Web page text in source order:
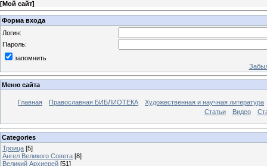
[Мой сайт]
Форма входа
Логин:
Пароль:
запомнить
Меню сайта
Главная Православная БИБЛИОТЕКА
Художественная и научная литература
Статьи
Видео
Categories
Троица [5]
Ангел Великого Совета [8]
Великий Архиерей [51]